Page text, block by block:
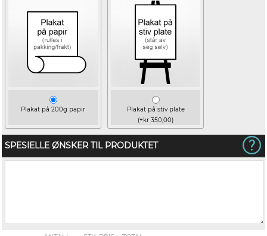
Plakat på 200g papir
Plakat på stiv plate
(+kr 350,00)
SPESIELLE ØNSKER TIL PRODUKTET